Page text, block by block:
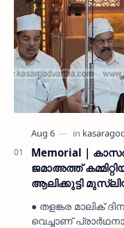
Memorial |
ജമാഅത്ത്
ആലിക്കുട്ടി
● തളങ്കര മാലിക്
വെച്ചാണ്